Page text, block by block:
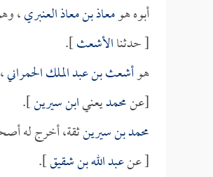
أبوه هومعاذ بن معاذ العنبري،
[ حدثناالأشعث].
هوأشعث بن عبد الملك الحمراني
[عنمحمديعنيابن سيرين].
محمد بن سيرينثقة، أخرج له
[ عنعبد الله بن شقيق].